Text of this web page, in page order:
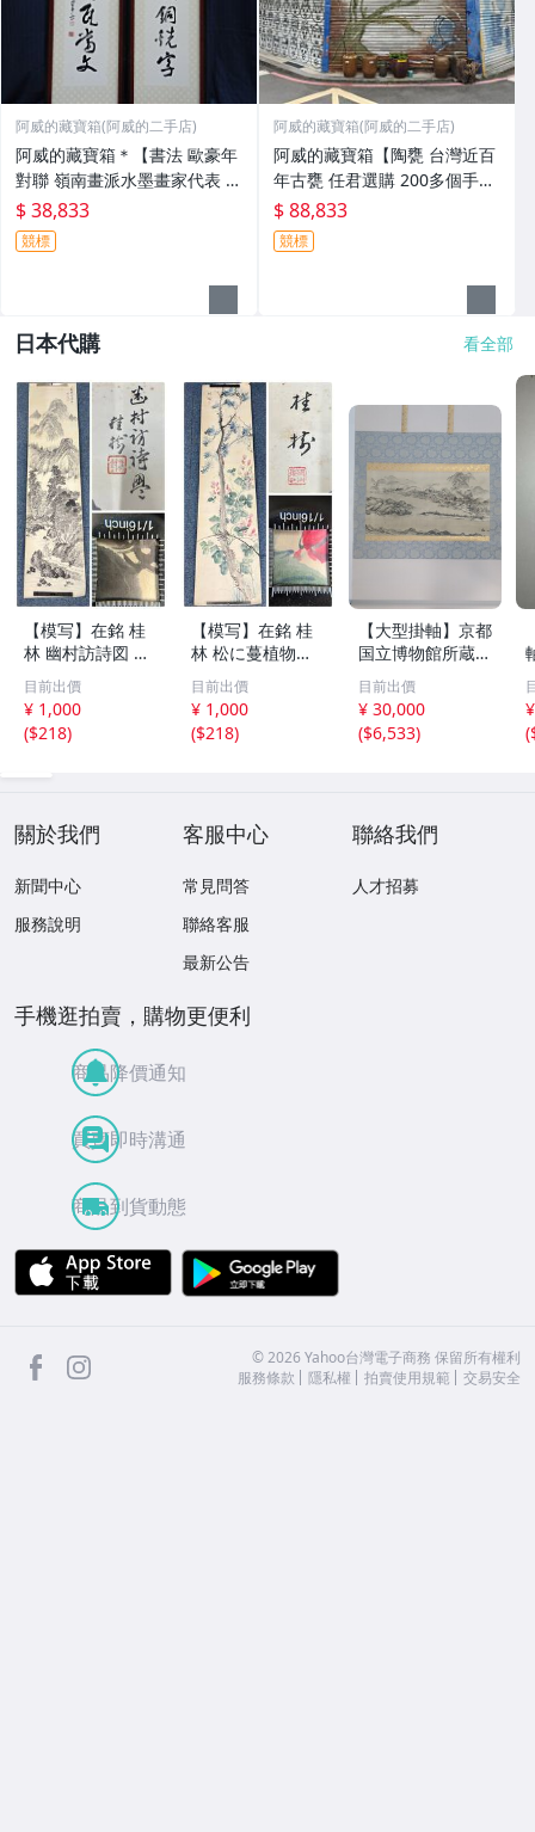
阿威的藏寶箱(阿威的二手店)
阿威的藏寶箱＊【書法 歐豪年
對聯 嶺南畫派水墨畫家代表 畫
心高110x24.5公分 秦孝儀譽為
(大宗師)認為他是嶺南畫派開宗
以來之詩書畫全能 名家書畫原
$ 38,833
競標
阿威的藏寶箱(阿威的二手店)
阿威的藏寶箱【陶甕 台灣近百
年古甕 任君選購 200多個手工
老甕 陶茶壺 大水缸 醃菜甕 紅
露酒甕 紹興酒甕 瓷甕 瓷器、
經典、舊物/擺飾 非金煉城】
$ 88,833
競標
日本代購 看全部
【模写】在銘 桂
林 幽村訪詩図 水
墨山水図 人物 橋
紙本 まくり 132×
32㎝ 古玩 骨董 古
美術 掛け軸 書画
目前出價
¥ 1,000
($218)
【模写】在銘 桂
林 松に蔓植物図
花鳥図 松藤図 紙
本 掛軸 まくり 13
1.5×32㎝ 古玩 骨
董 美術 仮巻き 書
目前出價
¥ 1,000
($218)
【大型掛軸】京都
国立博物館所蔵
国宝 天橋立図 雪
舟等楊筆 紙本墨
画 一幅
目前出價
¥ 30,000
($6,533)
(
關於我們
新聞中心
服務說明
客服中心
常見問答
聯絡客服
最新公告
聯絡我們
人才招募
手機逛拍賣，購物更便利
商品降價通知
買賣即時溝通
商品到貨動態
APP Store
facebook ©2026 Yahoo台灣電子商務 保留所有權利
服務條款
隱私權 拍賣使用規範 交易安全